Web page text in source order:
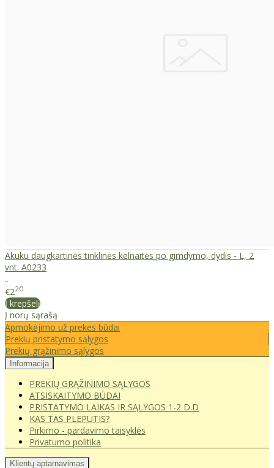
Akuku daugkartinės tinklinės kelnaitės po gimdymo, dydis - L, 2
vnt. А0233
..
€220
Į krepšelį
Į norų sąrašą
Apmokėjimo už prekes būdai
Prekių pristatymo sąlygos
Prekių grąžinimo sąlygos
Informacija
PREKIŲ GRĄŽINIMO SĄLYGOS
ATSISKAITYMO BŪDAI
PRISTATYMO LAIKAS IR SĄLYGOS 1-2 D.D
KAS TAS PLEPUTIS?
Pirkimo - pardavimo taisyklės
Privatumo politika
Klientų aptarnavimas